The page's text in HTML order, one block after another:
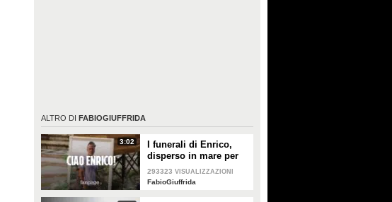
ALTRO DI FABIOGIUFFRIDA
3:02
I funerali di Enrico,
disperso in mare per
otto giorni: "In
Paradiso sposerai
293323 VISUALIZZAZIONI
FabioGiuffrida